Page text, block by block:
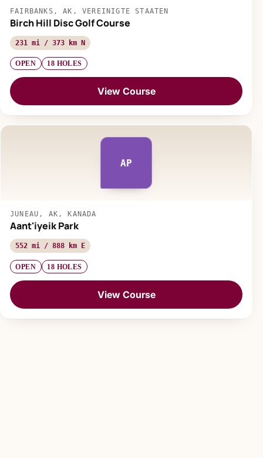
FAIRBANKS, AK, VEREINIGTE STAATEN
Birch Hill Disc Golf Course
231 mi / 373 km N
OPEN 18 HOLES
View Course
AP
JUNEAU, AK, KANADA
Aant'iyeik Park
552 mi / 888 km E
OPEN 18 HOLES
View Course